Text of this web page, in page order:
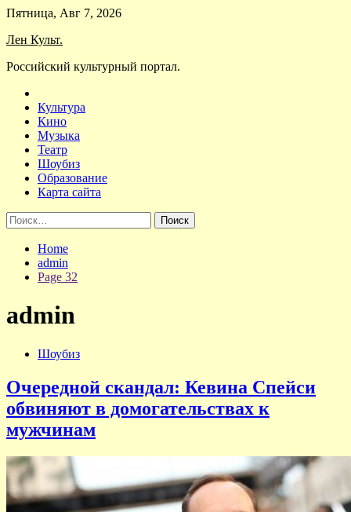
Skip
content
Пятница, Авг 7, 2026
Лен Культ.
Российский культурный портал.
Культура
Кино
Музыка
Театр
Шоубиз
Образование
Карта сайта
Найти:
Home
admin
Page 32
admin
Шоубиз
Очередной скандал: Кевина Спейси
обвиняют в домогательствах к
мужчинам